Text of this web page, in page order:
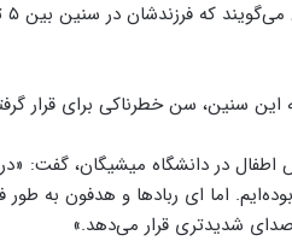
این سنین، سن خطرناکی برای
در دانشگاه میشیگان، گفت:
اما ای ربادها و هدفون به
شدیدتری قرار می‌دهد.»